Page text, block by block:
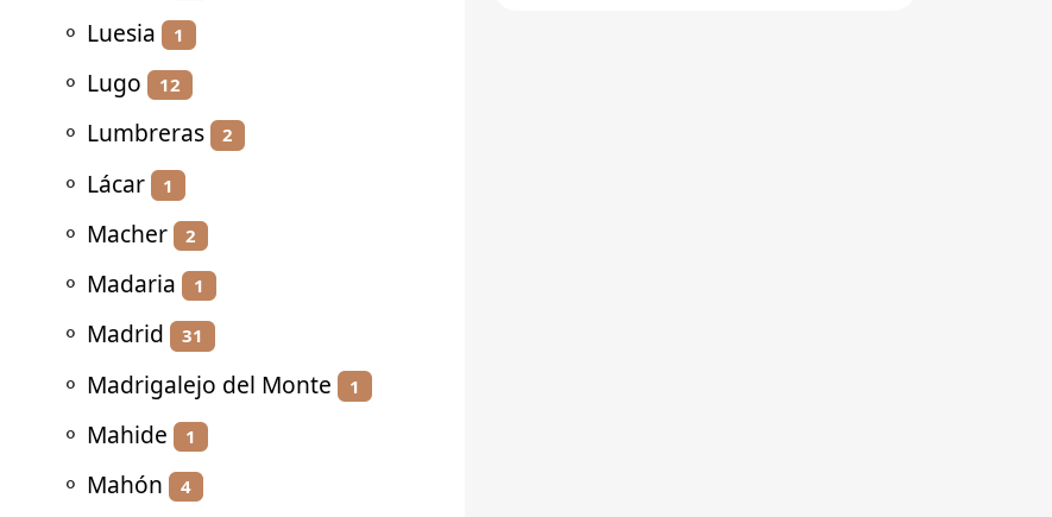
⚬ Luesia 1
⚬ Lugo 12
⚬ Lumbreras 2
⚬ Lácar 1
⚬ Macher 2
⚬ Madaria 1
⚬ Madrid 31
⚬ Madrigalejo del Monte 1
⚬ Mahide 1
⚬ Mahón 4